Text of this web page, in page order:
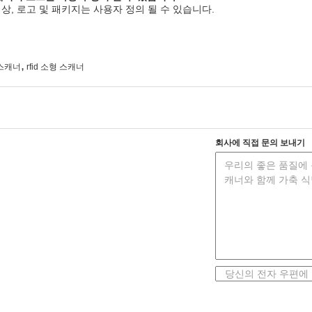
, 로고 및 패키지는 사용자 정의 될 수 있습니다.
캐너 , rfid 소형 스캐너
회사에 직접 문의 보내기